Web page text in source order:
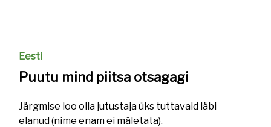
Eesti
Puutu mind piitsa otsagagi
Järgmise loo olla jutustaja üks tuttavaid läbi
elanud (nime enam ei mäletata).